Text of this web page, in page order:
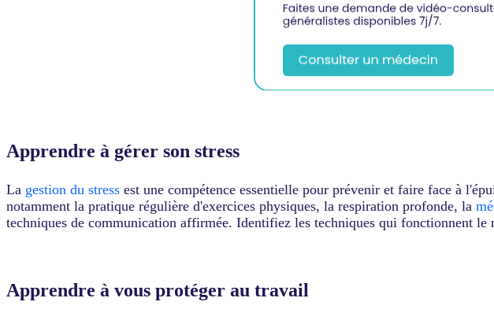
Apprendre à gérer son stress
La gestion du stress est une compétence essentielle pour prévenir et faire face à
notamment la pratique régulière d'exercices physiques, la respiration profonde, la
techniques de communication affirmée. Identifiez les techniques qui fonctionnent
Apprendre à vous protéger au travail